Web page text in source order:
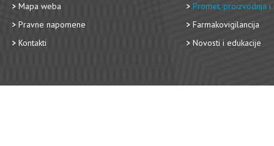
Mapa weba
Pravne napomene
Kontakti
Promet, proizvodnja i
Farmakovigilancija
Novosti i edukacije